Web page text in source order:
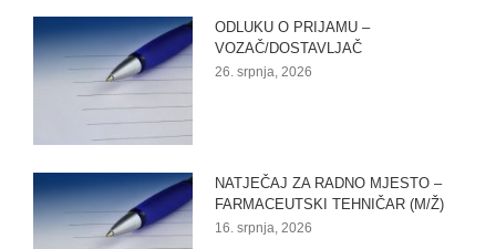
ODLUKU O PRIJAMU –
VOZAČ/DOSTAVLJAČ
26. srpnja, 2026
NATJEČAJ ZA RADNO MJESTO –
FARMACEUTSKI TEHNIČAR (M/Ž)
16. srpnja, 2026